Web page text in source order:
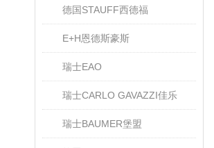
德国STAUFF西德福
E+H恩德斯豪斯
瑞士EAO
瑞士CARLO GAVAZZI佳乐
瑞士BAUMER堡盟